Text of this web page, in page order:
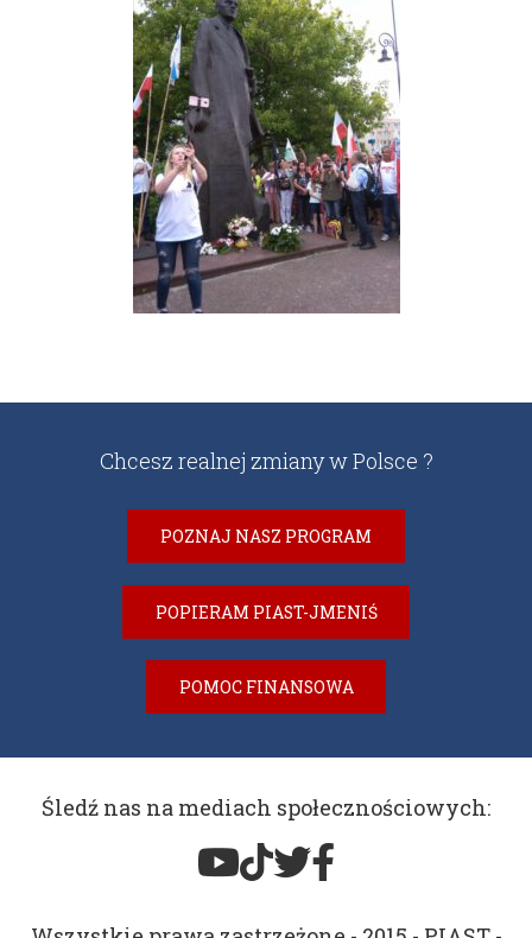
Chcesz realnej zmiany w Polsce ?
POZNAJ NASZ PROGRAM
POPIERAM PIAST-JMENIŚ
POMOC FINANSOWA
Śledź nas na mediach społecznościowych: